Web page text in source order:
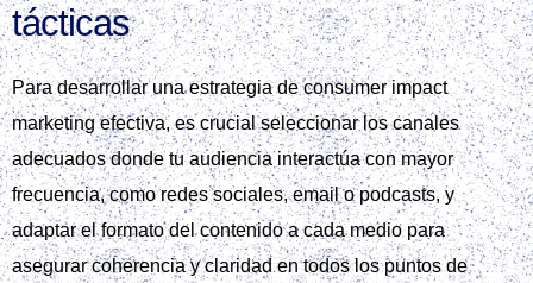
tácticas
Para desarrollar una estrategia de consumer impact
marketing efectiva, es crucial seleccionar los canales
adecuados donde tu audiencia interactúa con mayor
frecuencia, como redes sociales, email o podcasts, y
adaptar el formato del contenido a cada medio para
asegurar coherencia y claridad en todos los puntos de